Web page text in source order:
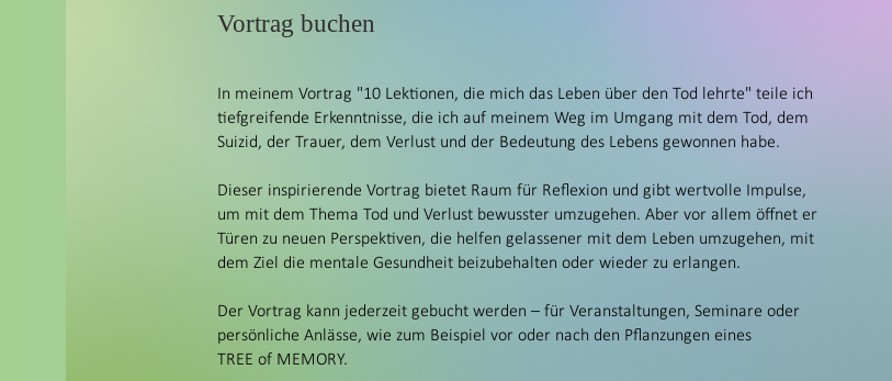
Vortrag buchen
In meinem Vortrag "10 Lektionen, die mich das Leben über den Tod lehrte" teile ich
tiefgreifende Erkenntnisse, die ich auf meinem Weg im Umgang mit dem Tod, dem
Suizid, der Trauer, dem Verlust und der Bedeutung des Lebens gewonnen habe.
Dieser inspirierende Vortrag bietet Raum für Reflexion und gibt wertvolle Impulse,
um mit dem Thema Tod und Verlust bewusster umzugehen. Aber vor allem öffnet er
Türen zu neuen Perspektiven, die helfen gelassener mit dem Leben umzugehen, mit
dem Ziel die mentale Gesundheit beizubehalten oder wieder zu erlangen.
Der Vortrag kann jederzeit gebucht werden – für Veranstaltungen, Seminare oder
persönliche Anlässe, wie zum Beispiel vor oder nach den Pflanzungen eines
TREE of MEMORY.